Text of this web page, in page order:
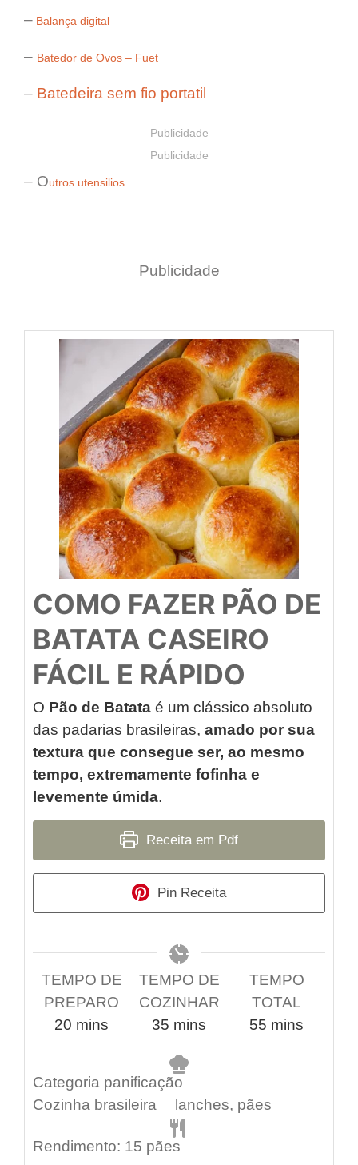
– Balança digital
– Batedor de Ovos – Fuet
– Batedeira sem fio portatil
Publicidade
Publicidade
– Outros utensilios
Publicidade
COMO FAZER PÃO DE
BATATA CASEIRO
FÁCIL E RÁPIDO
O Pão de Batata é um clássico absoluto
das padarias brasileiras, amado por sua
textura que consegue ser, ao mesmo
tempo, extremamente fofinha e
levemente úmida.
Receita em Pdf
Pin Receita
TEMPO DE
PREPARO
20 mins
TEMPO DE
COZINHAR
35 mins
TEMPO
TOTAL
55 mins
Categoria panificação
Cozinha brasileira lanches, pães
Rendimento: 15 pães